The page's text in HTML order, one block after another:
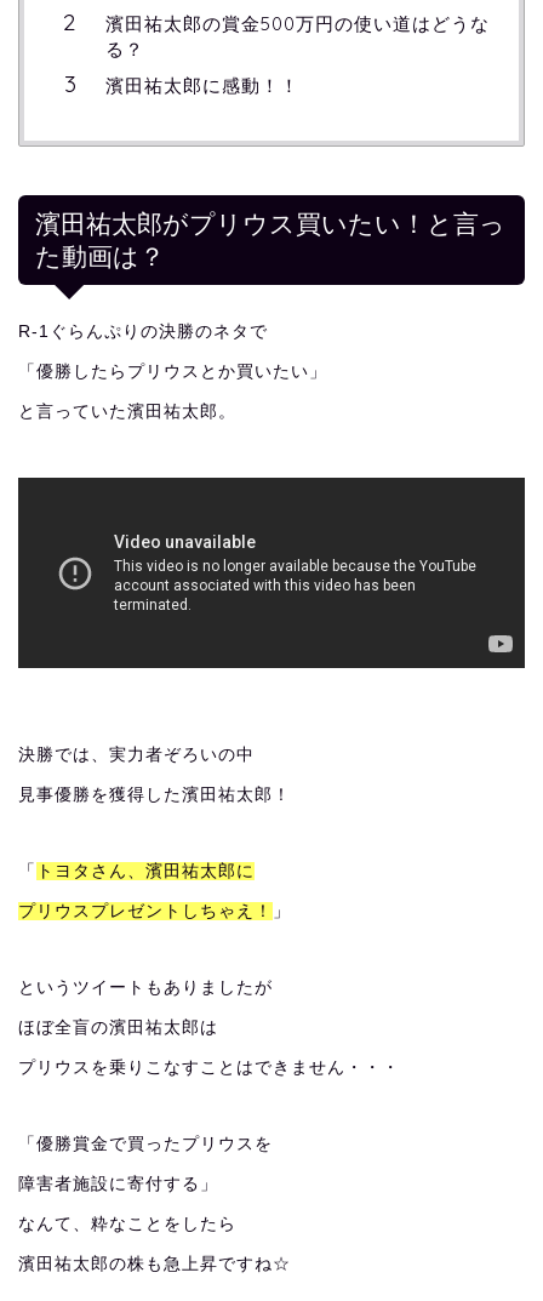
濱田祐太郎の賞金500万円の使い道はどうな
る？
濱田祐太郎に感動！！
濱田祐太郎がプリウス買いたい！と言っ
た動画は？
R-1ぐらんぷりの決勝のネタで
「優勝したらプリウスとか買いたい」
と言っていた濱田祐太郎。
決勝では、実力者ぞろいの中
見事優勝を獲得した濱田祐太郎！
「 トヨタさん、濱田祐太郎に
プリウスプレゼントしちゃえ！ 」
というツイートもありましたが
ほぼ全盲の濱田祐太郎は
プリウスを乗りこなすことはできません・・・
「優勝賞金で買ったプリウスを
障害者施設に寄付する」
なんて、粋なことをしたら
濱田祐太郎の株も急上昇ですね☆